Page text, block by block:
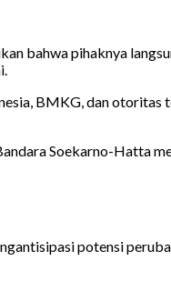
bahwa pihaknya
BMKG, dan
Soekarno-Hatta
potensi